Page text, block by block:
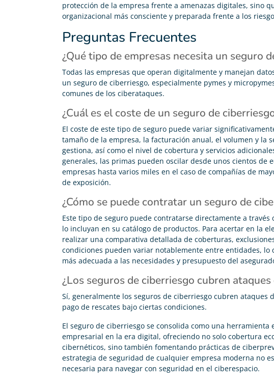
protección de la empresa frente a amenazas digitales, sino
organizacional más consciente y preparada frente a los
Preguntas Frecuentes
¿Qué tipo de empresas necesita un seguro
Todas las empresas que operan digitalmente y manejan
un seguro de ciberriesgo, especialmente pymes y
comunes de los ciberataques.
¿Cuál es el coste de un seguro de
El coste de este tipo de seguro puede variar
tamaño de la empresa, la facturación anual, el volumen y la
gestiona, así como el nivel de cobertura y servicios
generales, las primas pueden oscilar desde unos cientos de
empresas hasta varios miles en el caso de compañías de
de exposición.
¿Cómo se puede contratar un seguro de
Este tipo de seguro puede contratarse directamente a través
lo incluyan en su catálogo de productos. Para acertar en la
realizar una comparativa detallada de coberturas,
condiciones pueden variar notablemente entre entidades,
más adecuada a las necesidades y presupuesto del
¿Los seguros de ciberriesgo cubren
Sí, generalmente los seguros de ciberriesgo cubren ataques
pago de rescates bajo ciertas condiciones.
El seguro de ciberriesgo se consolida como una herramienta
empresarial en la era digital, ofreciendo no solo cobertura
cibernéticos, sino también fomentando prácticas de
estrategia de seguridad de cualquier empresa moderna no
necesaria para navegar con seguridad en el ciberespacio.